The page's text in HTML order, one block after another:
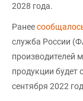
2028 года.
Ранее
служба России
производителей
продукции будет
сентября 2022